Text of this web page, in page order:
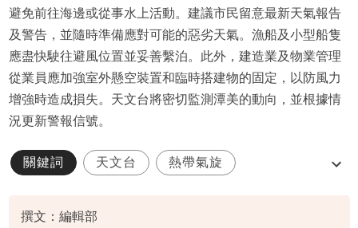
避免前往海邊或從事水上活動。建議市民留意最新天氣報告
及警告，並隨時準備應對可能的惡劣天氣。漁船及小型船隻
應盡快駛往避風位置並妥善繫泊。此外，建造業及物業管理
從業員應加強室外懸空裝置和臨時搭建物的固定，以防風力
增強時造成損失。天文台將密切監測潭美的動向，並根據情
況更新警報信號。
關鍵詞 天文台 熱帶氣旋
撰文：編輯部